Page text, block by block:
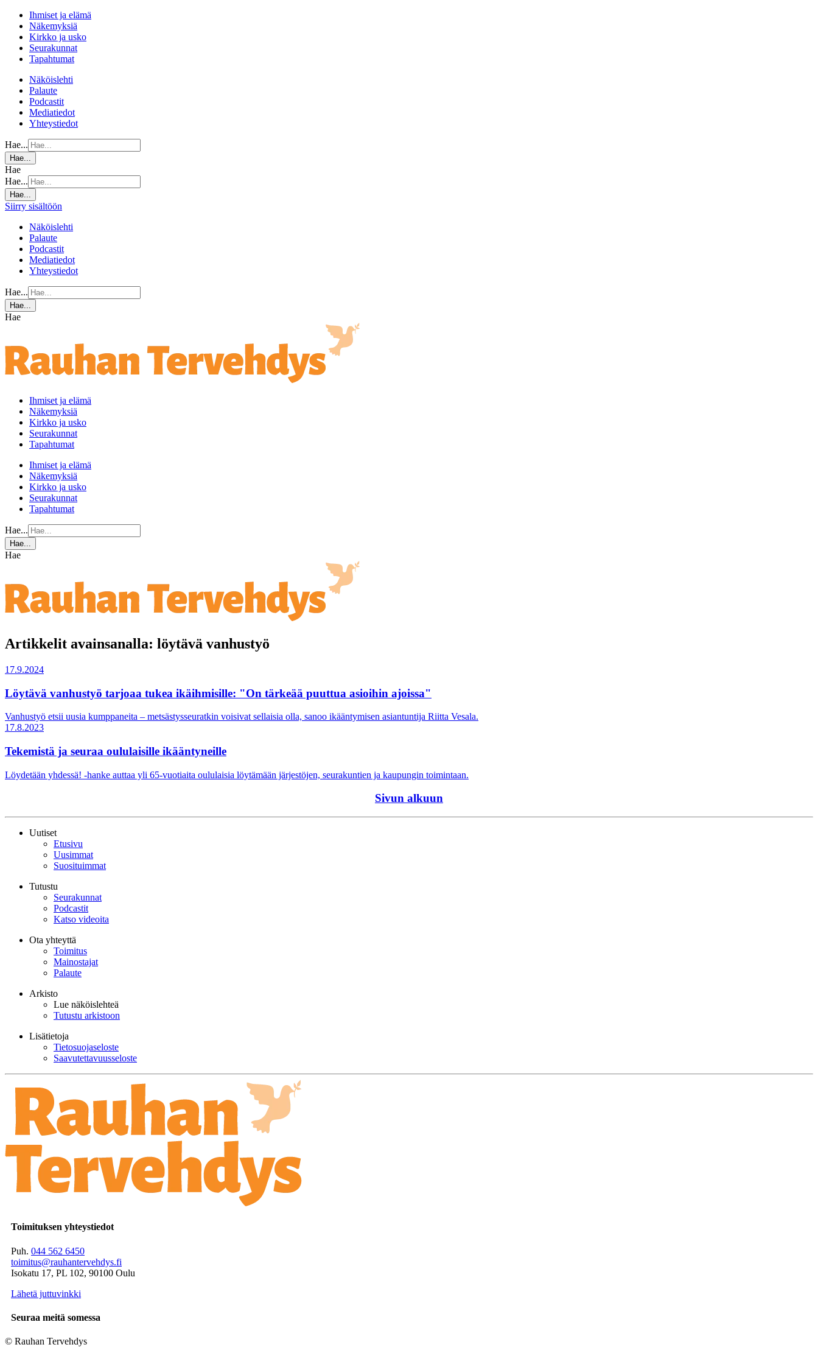
Ihmiset ja elämä
Näkemyksiä
Kirkko ja usko
Seurakunnat
Tapahtumat
Näköislehti
Palaute
Podcastit
Mediatiedot
Yhteystiedot
Hae...
Hae...
Hae
Hae...
Hae...
Siirry sisältöön
Näköislehti
Palaute
Podcastit
Mediatiedot
Yhteystiedot
Hae...
Hae...
Hae
Ihmiset ja elämä
Näkemyksiä
Kirkko ja usko
Seurakunnat
Tapahtumat
Ihmiset ja elämä
Näkemyksiä
Kirkko ja usko
Seurakunnat
Tapahtumat
Hae...
Hae...
Hae
Artikkelit avainsanalla: löytävä vanhustyö
17.9.2024
Löytävä vanhustyö tarjoaa tukea ikäihmisille: "On tärkeää puuttua asioihin ajoissa"
Vanhustyö etsii uusia kumppaneita – metsästysseuratkin voisivat sellaisia olla, sanoo ikääntymisen asiantuntija Riitta Vesala.
17.8.2023
Tekemistä ja seuraa oululaisille ikääntyneille
Löydetään yhdessä! -hanke auttaa yli 65-vuotiaita oululaisia löytämään järjestöjen, seurakuntien ja kaupungin toimintaan.
Sivun alkuun
Uutiset
Etusivu
Uusimmat
Suosituimmat
Tutustu
Seurakunnat
Podcastit
Katso videoita
Ota yhteyttä
Toimitus
Mainostajat
Palaute
Arkisto
Lue näköislehteä
Tutustu arkistoon
Lisätietoja
Tietosuojaseloste
Saavutettavuusseloste
Toimituksen yhteystiedot
Puh. 044 562 6450
toimitus@rauhantervehdys.fi
Isokatu 17, PL 102, 90100 Oulu
Lähetä juttuvinkki
Seuraa meitä somessa
© Rauhan Tervehdys